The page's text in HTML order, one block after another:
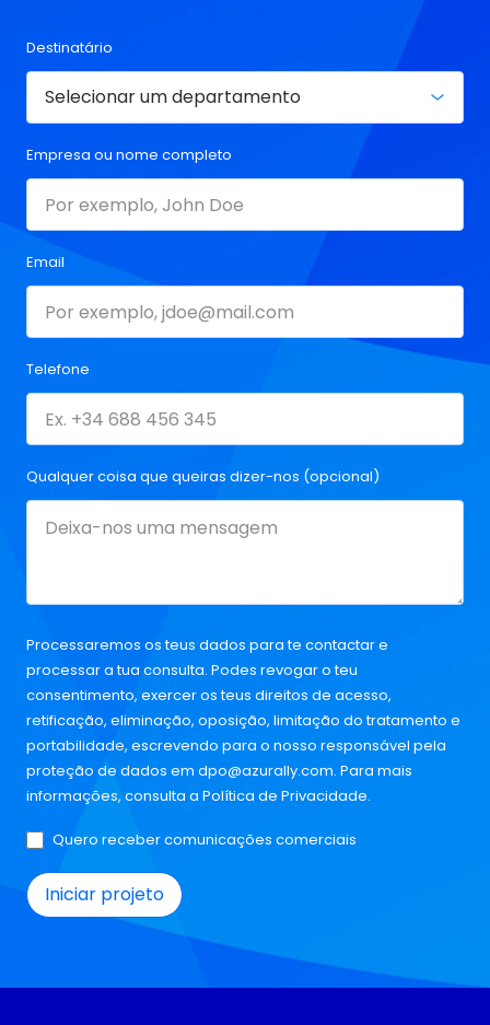
Destinatário
Empresa ou nome completo
Email
Telefone
Qualquer coisa que queiras dizer-nos (opcional)
Processaremos os teus dados para te contactar e
processar a tua consulta. Podes revogar o teu
consentimento, exercer os teus direitos de acesso,
retificação, eliminação, oposição, limitação do tratamento e
portabilidade, escrevendo para o nosso responsável pela
proteção de dados em dpo@azurally.com. Para mais
informações, consulta a Política de Privacidade.
Quero receber comunicações comerciais